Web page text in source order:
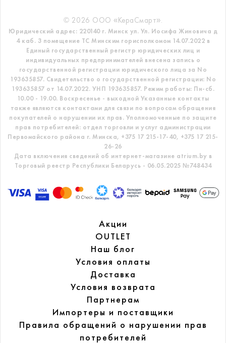
© 2026 ООО «КераСмарт».
Юридический адрес: 220140 г. Минск ул. Ул. Иосифа Жиновича д
4 каб. 3 помещение ТС Минским горисполкомом 14.07.2022 в
Единый государственный регистр юридических лиц и
индивидуальных предпринимателей внесена запись о
государственной регистрации юридического лица за No
193635857. Свидетельство о государственной регистрации: No
193635857 от 14.07.2022. УНП 193635857. Режим работы: Пн-сб.
10.00 - 19.00. Воскресенье - выходной Указанные контакты
также являются контактами для связи по вопросам обращения
покупателей о нарушении их прав. Уполномоченные по защите
прав потребителей: отдел торговли и услуг администрации
Первомайского района г. Минска, +375 17 215-17-40, +375 17 215-
26-26
Дата включения сведений об интернет-магазине atrium.by в
Торговый реестр Республики Беларусь - 06.05.2025 №748434
Акции
OUTLET
Наш блог
Условия оплаты
Доставка
Условия возврата
Партнерам
Импортеры и поставщики
Правила обращений о нарушении прав
потребителей